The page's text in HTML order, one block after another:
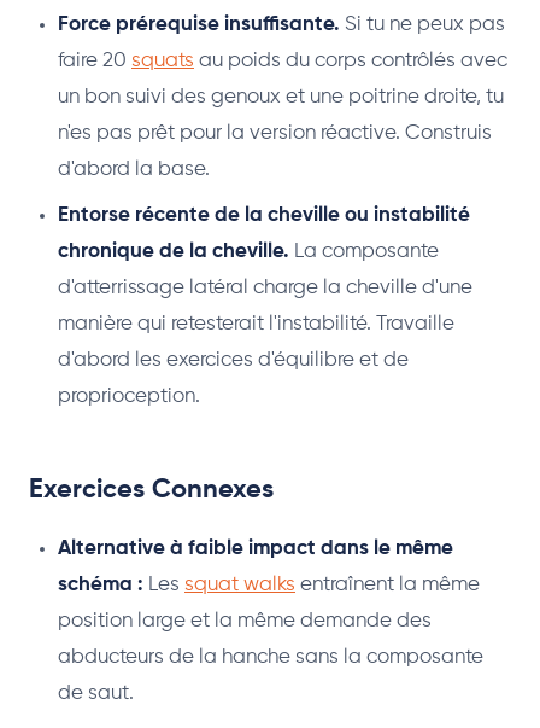
Force prérequise insuffisante. Si tu ne peux pas
faire 20 squats au poids du corps contrôlés avec
un bon suivi des genoux et une poitrine droite, tu
n'es pas prêt pour la version réactive. Construis
d'abord la base.
Entorse récente de la cheville ou instabilité
chronique de la cheville. La composante
d'atterrissage latéral charge la cheville d'une
manière qui retesterait l'instabilité. Travaille
d'abord les exercices d'équilibre et de
proprioception.
Exercices Connexes
Alternative à faible impact dans le même
schéma : Les squat walks entraînent la même
position large et la même demande des
abducteurs de la hanche sans la composante
de saut.